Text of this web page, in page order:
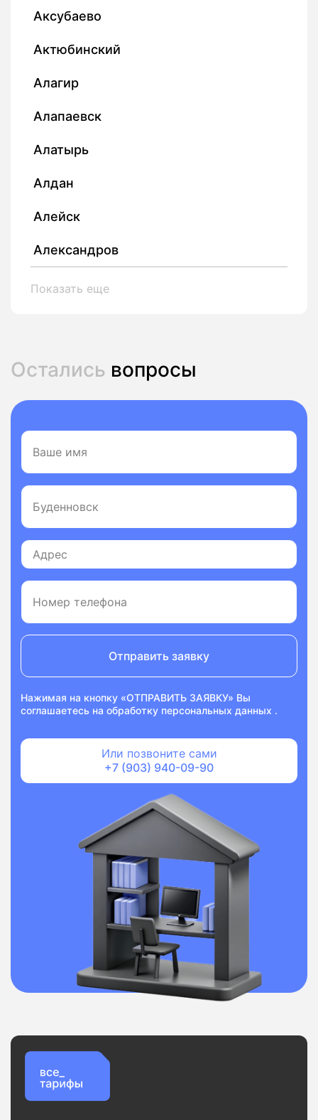
Аксубаево
Актюбинский
Алагир
Алапаевск
Алатырь
Алдан
Алейск
Александров
Показать еще
Остались вопросы
Отправить заявку
Нажимая на кнопку «ОТПРАВИТЬ ЗАЯВКУ» Вы
соглашаетесь на обработку персональных данных .
Или позвоните сами
+7 (903) 940-09-90